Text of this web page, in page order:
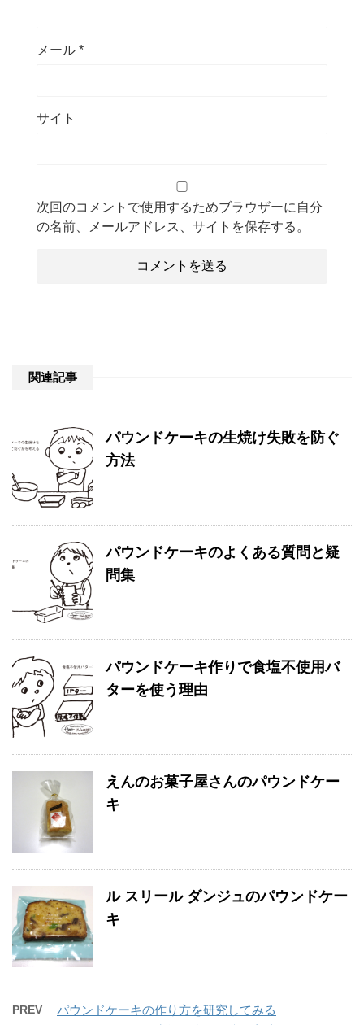
メール *
サイト
次回のコメントで使用するためブラウザーに自分
の名前、メールアドレス、サイトを保存する。
関連記事
パウンドケーキの生焼け失敗を防ぐ
方法
パウンドケーキのよくある質問と疑
問集
パウンドケーキ作りで食塩不使用バ
ターを使う理由
えんのお菓子屋さんのパウンドケー
キ
ル スリール ダンジュのパウンドケー
キ
PREV パウンドケーキの作り方を研究してみる